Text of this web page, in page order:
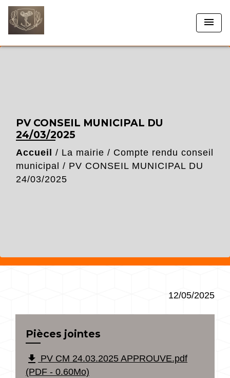
menu
PV CONSEIL MUNICIPAL DU
24/03/2025
Accueil / La mairie / Compte rendu conseil
municipal / PV CONSEIL MUNICIPAL DU
24/03/2025
12/05/2025
Pièces jointes
file_download PV CM 24.03.2025 APPROUVE.pdf
(PDF - 0.60Mo)